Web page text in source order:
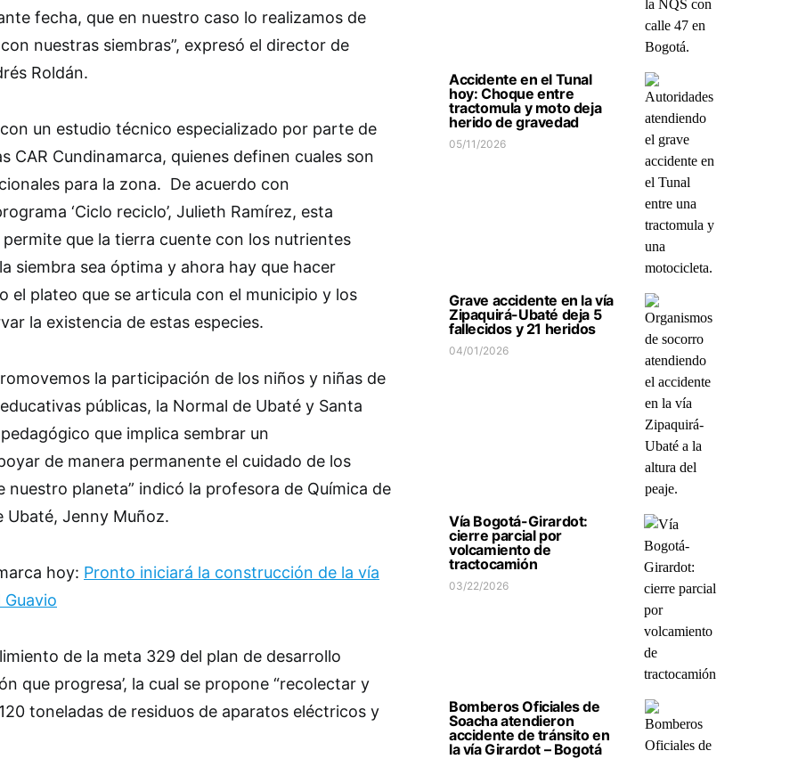
fecha, que en nuestro caso lo realizamos de
nuestras siembras”, expresó el director de
Roldán.
un estudio técnico especializado por parte de
CAR Cundinamarca, quienes definen cuales son
para la zona. De acuerdo con
‘Ciclo reciclo’, Julieth Ramírez, esta
que la tierra cuente con los nutrientes
siembra sea óptima y ahora hay que hacer
el plateo que se articula con el municipio y los
la existencia de estas especies.
la participación de los niños y niñas de
públicas, la Normal de Ubaté y Santa
que implica sembrar un
de manera permanente el cuidado de los
nuestro planeta” indicó la profesora de Química de
Ubaté, Jenny Muñoz.
hoy: Pronto iniciará la construcción de la vía
de la meta 329 del plan de desarrollo
que progresa’, la cual se propone “recolectar y
toneladas de residuos de aparatos eléctricos y
Accidente en el Tunal
hoy: Choque entre
tractomula y moto deja
herido de gravedad
05/11/2026
Grave accidente en la vía
Zipaquirá-Ubaté deja 5
fallecidos y 21 heridos
04/01/2026
Vía Bogotá-Girardot:
cierre parcial por
volcamiento de
tractocamión
03/22/2026
Bomberos Oficiales de
Soacha atendieron
accidente de tránsito en
la vía Girardot – Bogotá